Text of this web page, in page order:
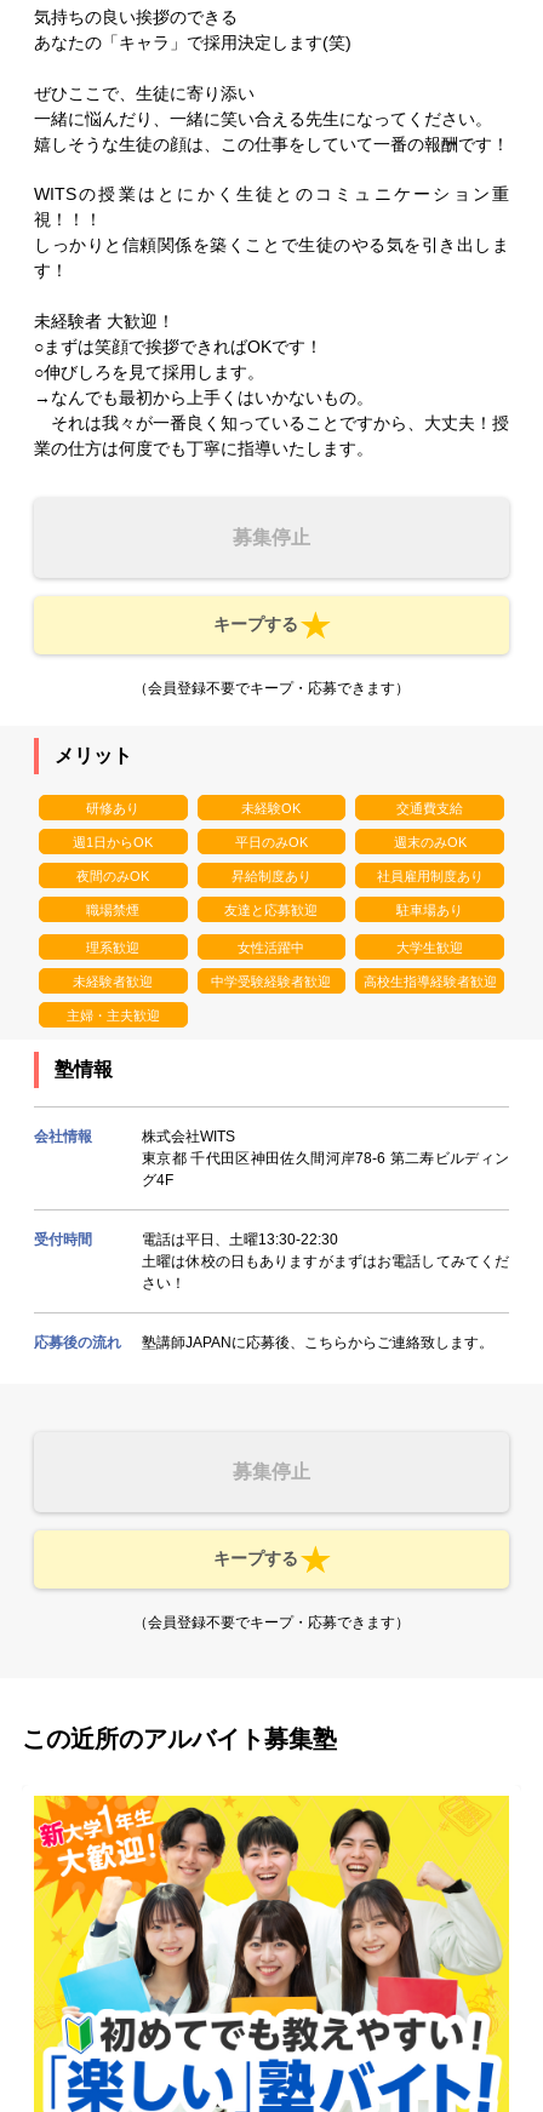
気持ちの良い挨拶のできる
あなたの「キャラ」で採用決定します(笑)
ぜひここで、生徒に寄り添い
一緒に悩んだり、一緒に笑い合える先生になってください。
嬉しそうな生徒の顔は、この仕事をしていて一番の報酬です！
WITSの授業はとにかく生徒とのコミュニケーション重
視！！！
しっかりと信頼関係を築くことで生徒のやる気を引き出しま
す！
未経験者 大歓迎！
○まずは笑顔で挨拶できればOKです！
○伸びしろを見て採用します。
→なんでも最初から上手くはいかないもの。
それは我々が一番良く知っていることですから、大丈夫！授
業の仕方は何度でも丁寧に指導いたします。
募集停止
キープする
（会員登録不要でキープ・応募できます）
メリット
研修あり 未経験OK 交通費支給
週1日からOK 平日のみOK 週末のみOK
夜間のみOK 昇給制度あり 社員雇用制度あり
職場禁煙 友達と応募歓迎 駐車場あり
理系歓迎 女性活躍中 大学生歓迎
未経験者歓迎 中学受験経験者歓迎 高校生指導経験者歓迎
主婦・主夫歓迎
塾情報
会社情報
株式会社WITS
東京都 千代田区神田佐久間河岸78-6 第二寿ビルディン
グ4F
受付時間
電話は平日、土曜13:30-22:30
土曜は休校の日もありますがまずはお電話してみてくだ
さい！
応募後の流れ 塾講師JAPANに応募後、こちらからご連絡致します。
募集停止
キープする
（会員登録不要でキープ・応募できます）
この近所のアルバイト募集塾